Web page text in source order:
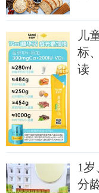
儿
标
读
1岁
分